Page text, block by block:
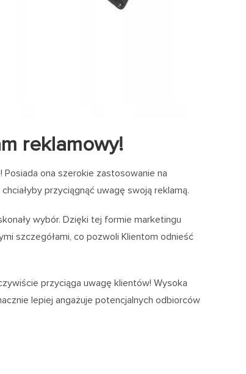
reklamowy!
ona szerokie zastosowanie na
przyciągnąć uwagę swoją reklamą.
wybór. Dzięki tej formie marketingu
szczegółami, co pozwoli Klientom odnieść
przyciąga uwagę klientów! Wysoka
lepiej angażuje potencjalnych odbiorców